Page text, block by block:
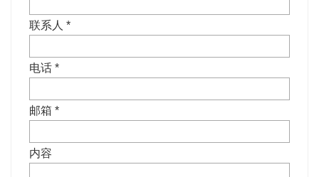
联系人 *
电话 *
邮箱 *
内容